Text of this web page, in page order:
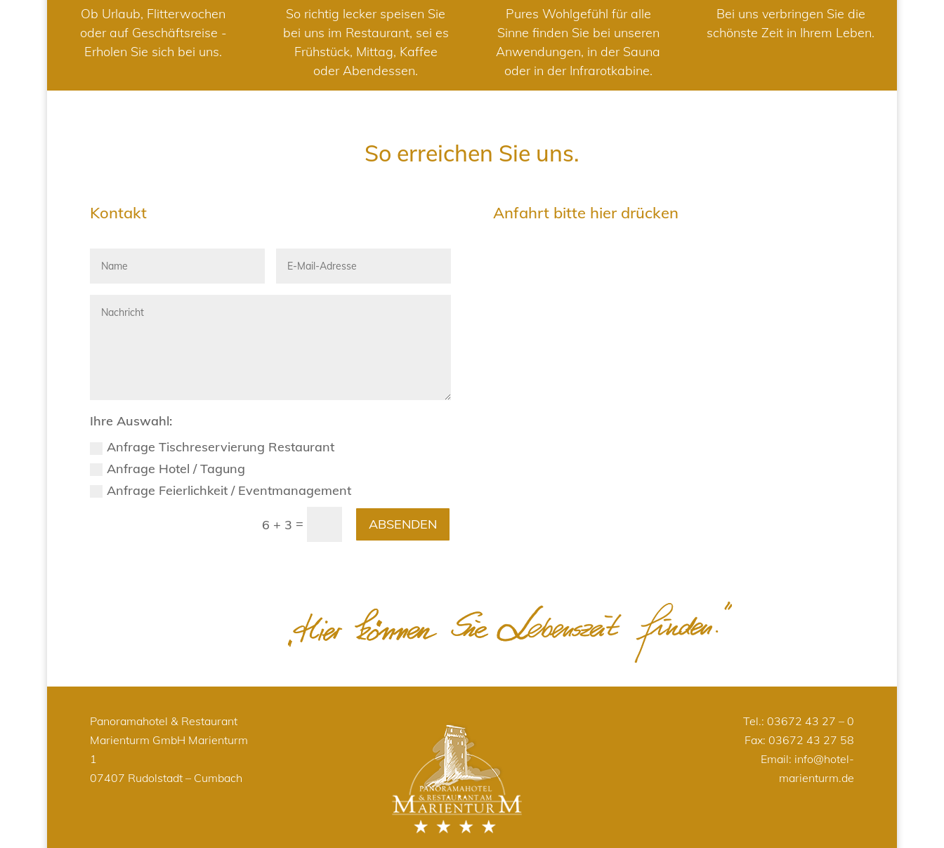
Ob Urlaub, Flitterwochen
oder auf Geschäftsreise -
Erholen Sie sich bei uns.
So richtig lecker speisen Sie
bei uns im Restaurant, sei es
Frühstück, Mittag, Kaffee
oder Abendessen.
Pures Wohlgefühl für alle
Sinne finden Sie bei unseren
Anwendungen, in der Sauna
oder in der Infrarotkabine.
Bei uns verbringen Sie die
schönste Zeit in Ihrem Leben.
So erreichen Sie uns.
Kontakt
Ihre Auswahl:
Anfrage Tischreservierung Restaurant
Anfrage Hotel / Tagung
Anfrage Feierlichkeit / Eventmanagement
6 + 3 = ABSENDEN
Anfahrt bitte hier drücken
Panoramahotel & Restaurant
Marienturm GmbH Marienturm
1
07407 Rudolstadt – Cumbach
Tel.: 03672 43 27 – 0
Fax: 03672 43 27 58
Email: info@hotel-
marienturm.de